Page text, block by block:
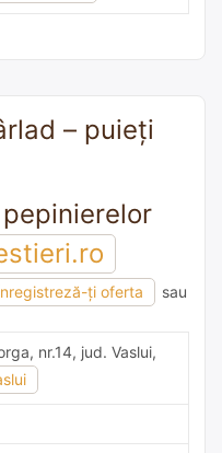
– puieți
ți oferta
sau
nr.14, jud. Vaslui,